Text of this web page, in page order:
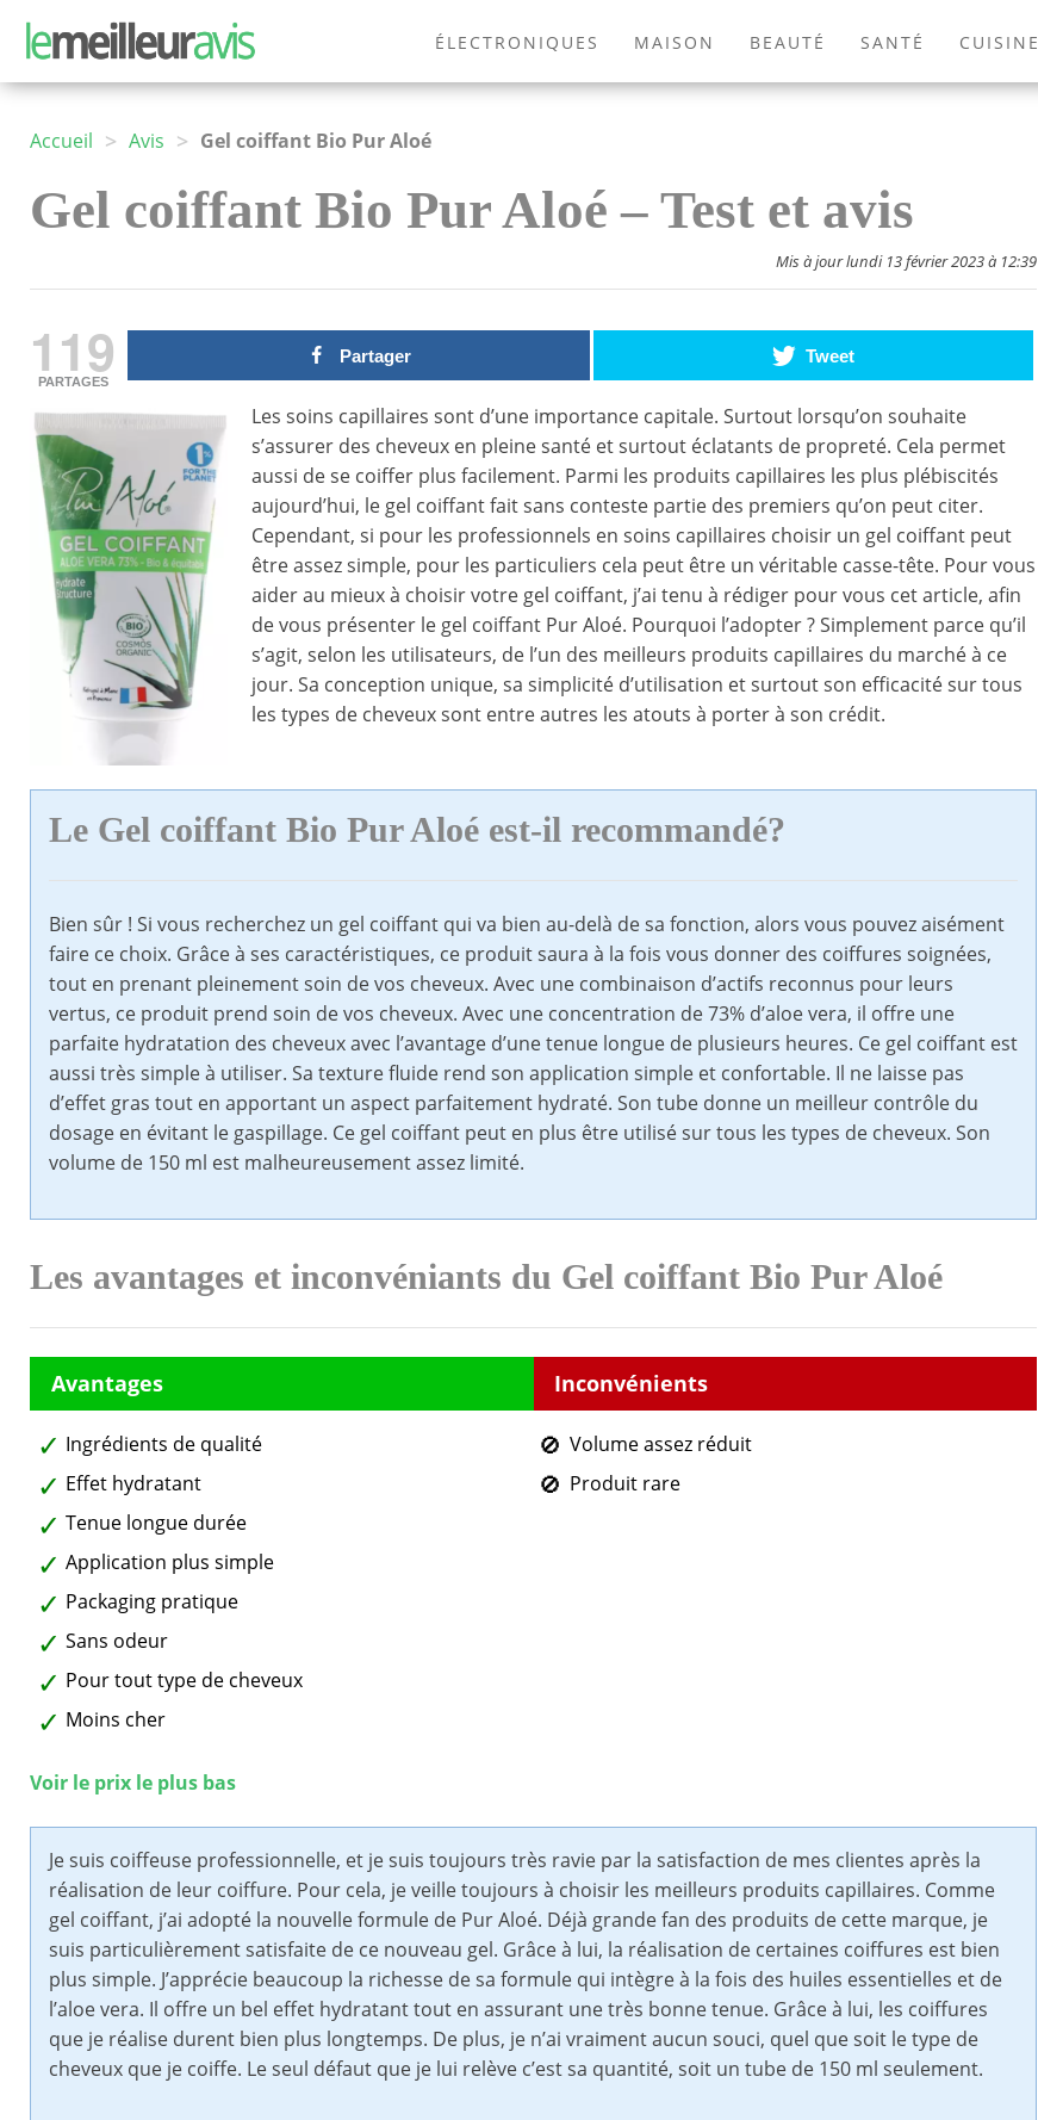
ÉLECTRONIQUES MAISON BEAUTÉ SANTÉ CUISINE
MODE EXTÉRIEUR ANIMAUX JEUX VIDÉOS LIVRES
Accueil > Avis > Gel coiffant Bio Pur Aloé
Gel coiffant Bio Pur Aloé – Test et avis
Mis à jour lundi 13 février 2023 à 12:39
119
PARTAGES
Partager Tweet
Les soins capillaires sont d’une importance capitale. Surtout lorsqu’on souhaite
s’assurer des cheveux en pleine santé et surtout éclatants de propreté. Cela permet
aussi de se coiffer plus facilement. Parmi les produits capillaires les plus plébiscités
aujourd’hui, le gel coiffant fait sans conteste partie des premiers qu’on peut citer.
Cependant, si pour les professionnels en soins capillaires choisir un gel coiffant peut
être assez simple, pour les particuliers cela peut être un véritable casse-tête. Pour vous
aider au mieux à choisir votre gel coiffant, j’ai tenu à rédiger pour vous cet article, afin
de vous présenter le gel coiffant Pur Aloé. Pourquoi l’adopter ? Simplement parce qu’il
s’agit, selon les utilisateurs, de l’un des meilleurs produits capillaires du marché à ce
jour. Sa conception unique, sa simplicité d’utilisation et surtout son efficacité sur tous
les types de cheveux sont entre autres les atouts à porter à son crédit.
Le Gel coiffant Bio Pur Aloé est-il recommandé?
Bien sûr ! Si vous recherchez un gel coiffant qui va bien au-delà de sa fonction, alors vous pouvez aisément
faire ce choix. Grâce à ses caractéristiques, ce produit saura à la fois vous donner des coiffures soignées,
tout en prenant pleinement soin de vos cheveux. Avec une combinaison d’actifs reconnus pour leurs
vertus, ce produit prend soin de vos cheveux. Avec une concentration de 73% d’aloe vera, il offre une
parfaite hydratation des cheveux avec l’avantage d’une tenue longue de plusieurs heures. Ce gel coiffant est
aussi très simple à utiliser. Sa texture fluide rend son application simple et confortable. Il ne laisse pas
d’effet gras tout en apportant un aspect parfaitement hydraté. Son tube donne un meilleur contrôle du
dosage en évitant le gaspillage. Ce gel coiffant peut en plus être utilisé sur tous les types de cheveux. Son
volume de 150 ml est malheureusement assez limité.
Les avantages et inconvéniants du Gel coiffant Bio Pur Aloé
Ingrédients de qualité
Effet hydratant
Tenue longue durée
Application plus simple
Packaging pratique
Sans odeur
Pour tout type de cheveux
Moins cher
Volume assez réduit
Produit rare
Voir le prix le plus bas
Je suis coiffeuse professionnelle, et je suis toujours très ravie par la satisfaction de mes clientes après la
réalisation de leur coiffure. Pour cela, je veille toujours à choisir les meilleurs produits capillaires. Comme
gel coiffant, j’ai adopté la nouvelle formule de Pur Aloé. Déjà grande fan des produits de cette marque, je
suis particulièrement satisfaite de ce nouveau gel. Grâce à lui, la réalisation de certaines coiffures est bien
plus simple. J’apprécie beaucoup la richesse de sa formule qui intègre à la fois des huiles essentielles et de
l’aloe vera. Il offre un bel effet hydratant tout en assurant une très bonne tenue. Grâce à lui, les coiffures
que je réalise durent bien plus longtemps. De plus, je n’ai vraiment aucun souci, quel que soit le type de
cheveux que je coiffe. Le seul défaut que je lui relève c’est sa quantité, soit un tube de 150 ml seulement.